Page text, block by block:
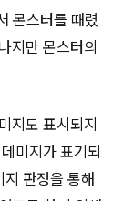
몬스터를 때렸
지만 몬스터의
지도 표시되지
미지가 표기되
판정을 통해